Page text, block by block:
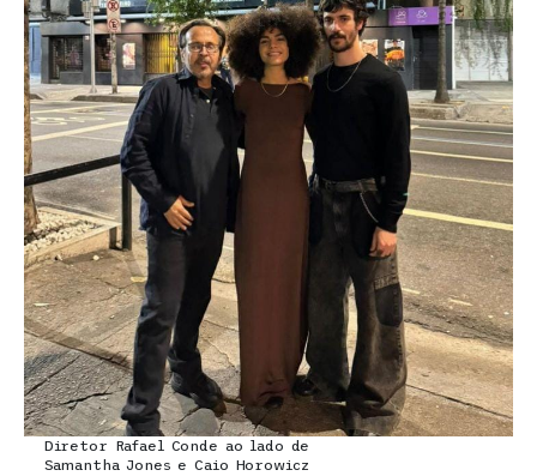
Diretor Rafael Conde ao lado de
Samantha Jones e Caio Horowicz